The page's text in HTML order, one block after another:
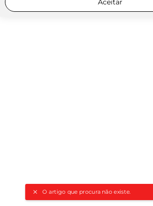
O artigo que procura não existe.
Aceitar